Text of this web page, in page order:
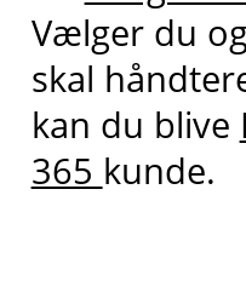
Vælger du
skal
kan du blive
365 kunde.